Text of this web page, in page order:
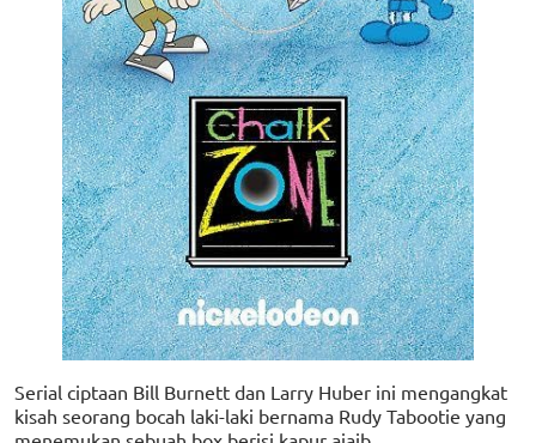
Serial ciptaan Bill Burnett dan Larry Huber ini mengangkat
kisah seorang bocah laki-laki bernama Rudy Tabootie yang